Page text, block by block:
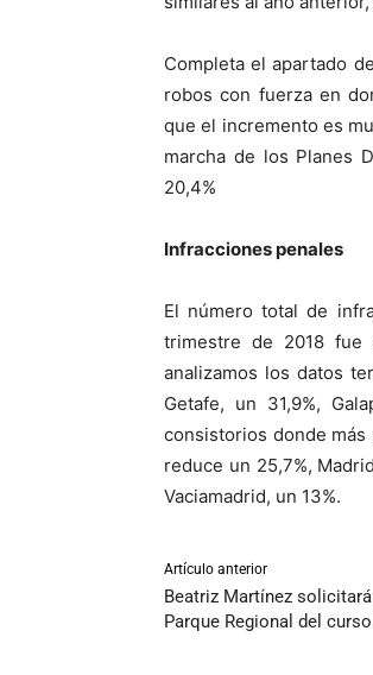
Completa el apartado
robos con fuerza en
que el incremento es
marcha de los Planes
20,4%
Infracciones penales
El número total de
trimestre de 2018 fue
analizamos los datos
Getafe, un 31,9%,
consistorios donde
reduce un 25,7%,
Vaciamadrid, un 13%.
Artículo anterior
Beatriz Martínez
Parque Regional del